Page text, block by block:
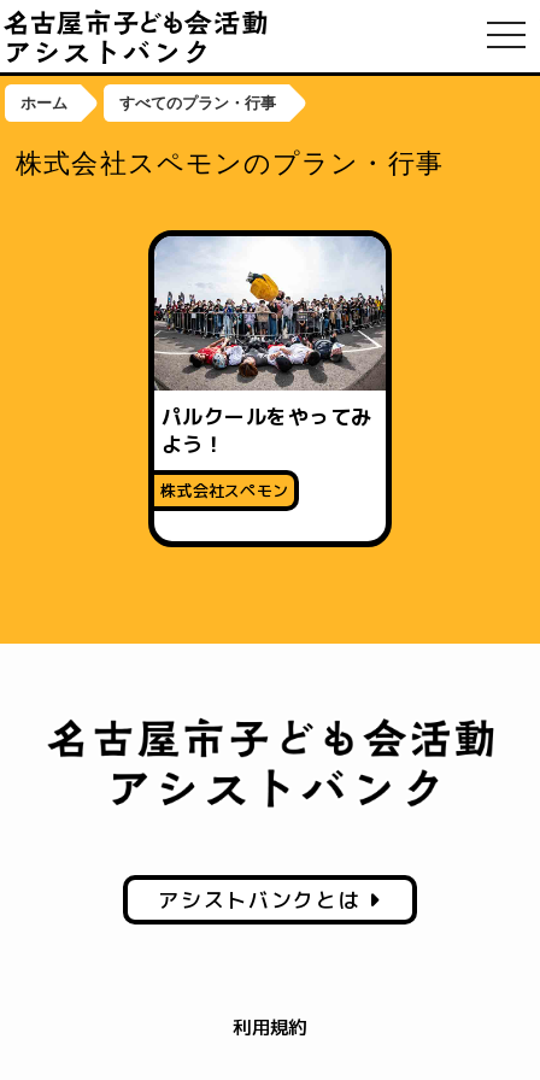
ホーム すべてのプラン・行事
株式会社スペモンのプラン・行事
パルクールをやってみ
よう！
株式会社スペモン
アシストバンクとは
利用規約